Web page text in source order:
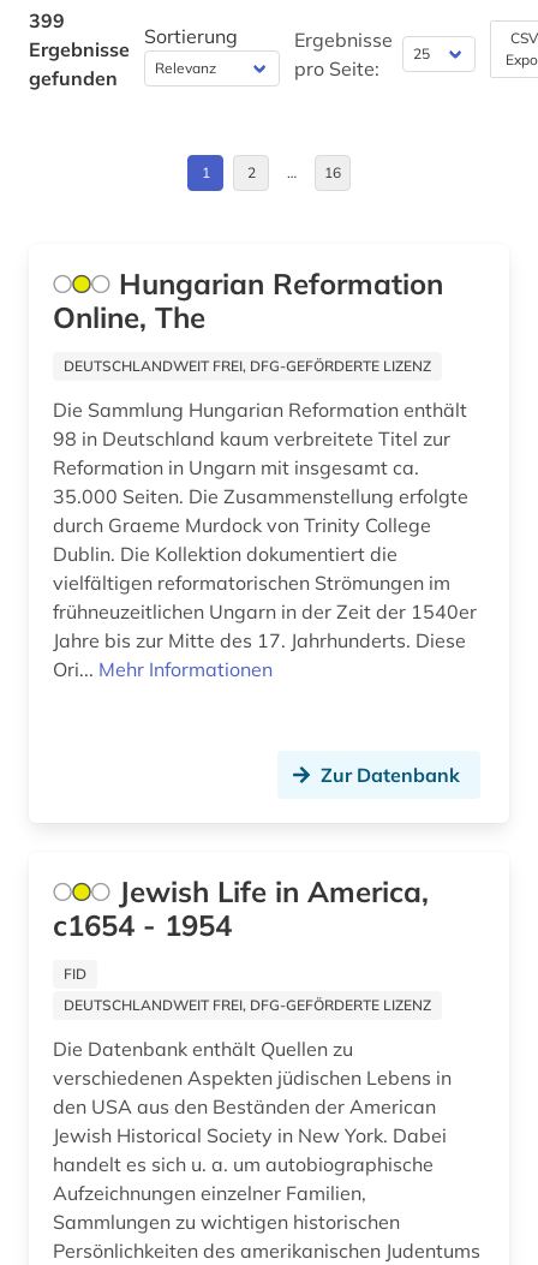
australien (1)
autobiografie (1)
außenpolitik (6)
avantgarde (1)
avestisch (1)
bach (2)
baden-württemberg (1)
balkanromanistik (1)
baltikum (1)
befestigung (1)
belgien (1)
berlin (2)
besatzung (1)
beschluss (1)
besetzung (1)
bibel (2)
Europa (17)
Frankreich (17)
Hamburg (1)
Island (1)
Israel (3)
Italien (9)
Japan (1)
Kanada (1)
Korea (1)
Litauen (1)
Norwegen (2)
Ostasien (2)
Osteuropa (9)
Ostmitteleuropa (3)
Palaestina (1)
Polen (8)
Rheinland-Pfalz (1)
399
Ergebnisse
gefunden
Sortierung
Ergebnisse
pro Seite:
1 2 … 16
Hungarian Reformation
Online, The
DEUTSCHLANDWEIT FREI, DFG-GEFÖRDERTE LIZENZ
Die Sammlung Hungarian Reformation enthält
98 in Deutschland kaum verbreitete Titel zur
Reformation in Ungarn mit insgesamt ca.
35.000 Seiten. Die Zusammenstellung erfolgte
durch Graeme Murdock von Trinity College
Dublin. Die Kollektion dokumentiert die
vielfältigen reformatorischen Strömungen im
frühneuzeitlichen Ungarn in der Zeit der 1540er
Jahre bis zur Mitte des 17. Jahrhunderts. Diese
Ori... Mehr Informationen
Zur Datenbank
Jewish Life in America,
c1654 - 1954
FID
DEUTSCHLANDWEIT FREI, DFG-GEFÖRDERTE LIZENZ
Die Datenbank enthält Quellen zu
verschiedenen Aspekten jüdischen Lebens in
den USA aus den Beständen der American
Jewish Historical Society in New York. Dabei
handelt es sich u. a. um autobiographische
Aufzeichnungen einzelner Familien,
Sammlungen zu wichtigen historischen
Persönlichkeiten des amerikanischen Judentums